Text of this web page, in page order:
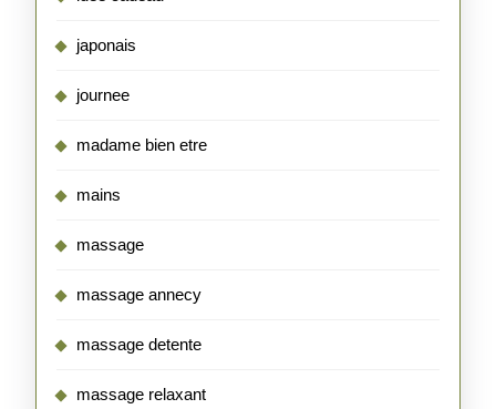
japonais
journee
madame bien etre
mains
massage
massage annecy
massage detente
massage relaxant